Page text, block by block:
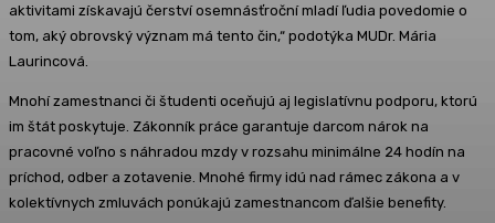
aktivitami získavajú čerství osemnásťroční mladí ľudia povedomie o
tom, aký obrovský význam má tento čin,“ podotýka MUDr. Mária
Laurincová.
Mnohí zamestnanci či študenti oceňujú aj legislatívnu podporu, ktorú
im štát poskytuje. Zákonník práce garantuje darcom nárok na
pracovné voľno s náhradou mzdy v rozsahu minimálne 24 hodín na
príchod, odber a zotavenie. Mnohé firmy idú nad rámec zákona a v
kolektívnych zmluvách ponúkajú zamestnancom ďalšie benefity.